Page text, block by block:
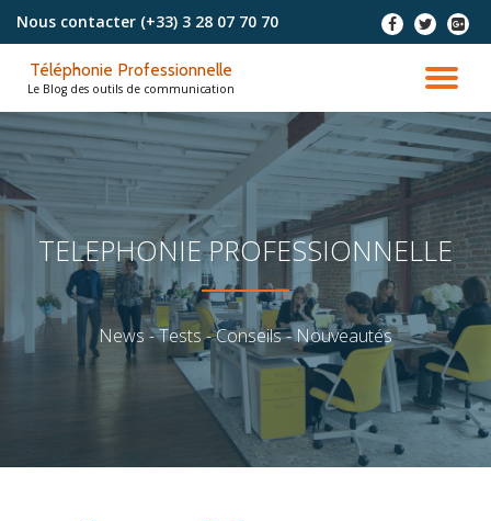
contenu
Nous contacter (+33) 3 28 07 70 70 - - -
LA
Téléphonie Professionnelle
Le Blog des outils de communication
TELEPHONIE PROFESSIONNELLE
News - Tests - Conseils - Nouveautés